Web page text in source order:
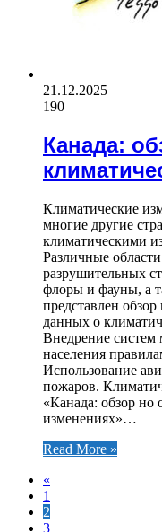
21.12.2025
190
Канада:
Климатические
многие другие
климатическими
Различные
разрушительных
флоры и фауны, а
представлен
данных о
Внедрение систем
населения
Использование
пожаров.
«Канада: обзор но
изменениях»…
Read More »
«
1
2
3